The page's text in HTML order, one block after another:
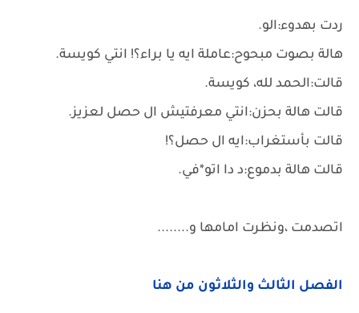
ردت بهدوء:الو.
هالة بصوت مبحوح:عاملة ايه يا براء؟! انتي كويسة.
قالت:الحمد لله، كويسة.
قالت هالة بحزن:انتي معرفتيش ال حصل لعزيز.
قالت بأستغراب:ايه ال حصل؟!
قالت هالة بدموع:د دا اتو*في.
اتصدمت ،ونظرت امامها و........
الفصل الثالث والثلاثون من هنا